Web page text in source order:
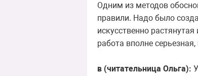
Одним из методов
правили. Надо было
искусственно
работа вполне
в (читательница Ольга):